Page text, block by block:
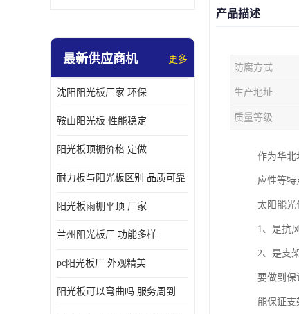
最新供应商机 更多
沈阳阳光板厂家 环保
鞍山阳光板 性能稳定
阳光板顶棚价格 定做
耐力板与阳光板区别 品质可靠
阳光板雨棚平顶 厂家
兰州阳光板厂 功能多样
pc阳光板厂 外观精美
阳光板可以弯曲吗 服务周到
产品描述
防腐方式
生产地址
质量等级
作为华北
应性等特
太阳能光
1、是抗
2、是支
要做到保
能保证支